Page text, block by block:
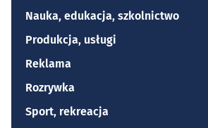
Nauka, edukacja, szkolnictwo
Produkcja, usługi
Reklama
Rozrywka
Sport, rekreacja